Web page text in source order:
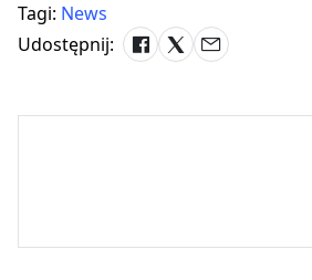
Tagi: News
Udostępnij: